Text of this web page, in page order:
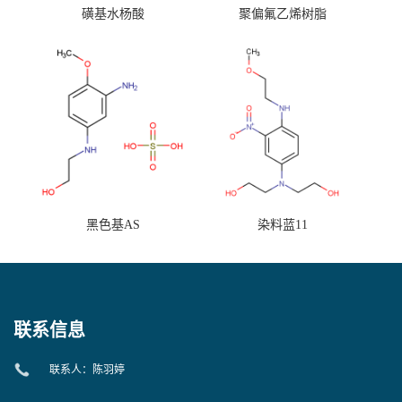
磺基水杨酸 聚偏氟乙烯树脂
黑色基AS 染料蓝11
联系信息
联系人：陈羽婷